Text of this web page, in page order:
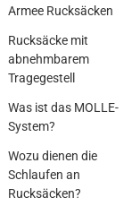
Armee Rucksäcken
Rucksäcke mit
abnehmbarem
Tragegestell
Was ist das MOLLE-
System?
Wozu dienen die
Schlaufen an
Rucksäcken?